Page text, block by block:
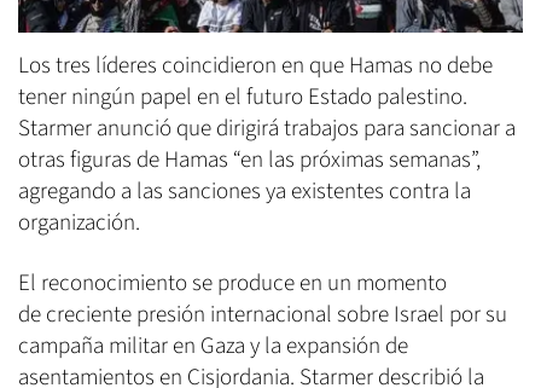
Los tres líderes coincidieron en que Hamas no debe
tener ningún papel en el futuro Estado palestino.
Starmer anunció que dirigirá trabajos para sancionar a
otras figuras de Hamas “en las próximas semanas”,
agregando a las sanciones ya existentes contra la
organización.
El reconocimiento se produce en un momento
de creciente presión internacional sobre Israel por su
campaña militar en Gaza y la expansión de
asentamientos en Cisjordania. Starmer describió la